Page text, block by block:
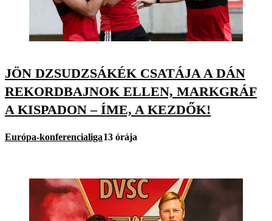
JÖN DZSUDZSÁKÉK CSATÁJA A DÁN
REKORDBAJNOK ELLEN, MARKGRÁF
A KISPADON – ÍME, A KEZDŐK!
Európa-konferencialiga13 órája